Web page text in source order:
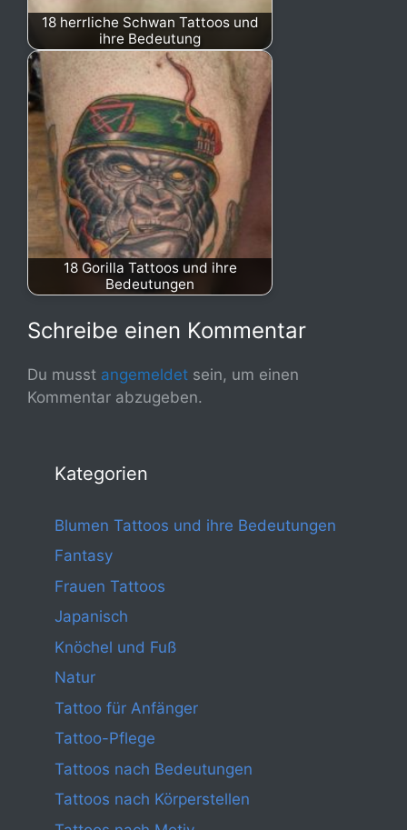
18 herrliche Schwan Tattoos und
ihre Bedeutung
18 Gorilla Tattoos und ihre
Bedeutungen
Schreibe einen Kommentar
Du musst angemeldet sein, um einen
Kommentar abzugeben.
Kategorien
Blumen Tattoos und ihre Bedeutungen
Fantasy
Frauen Tattoos
Japanisch
Knöchel und Fuß
Natur
Tattoo für Anfänger
Tattoo-Pflege
Tattoos nach Bedeutungen
Tattoos nach Körperstellen